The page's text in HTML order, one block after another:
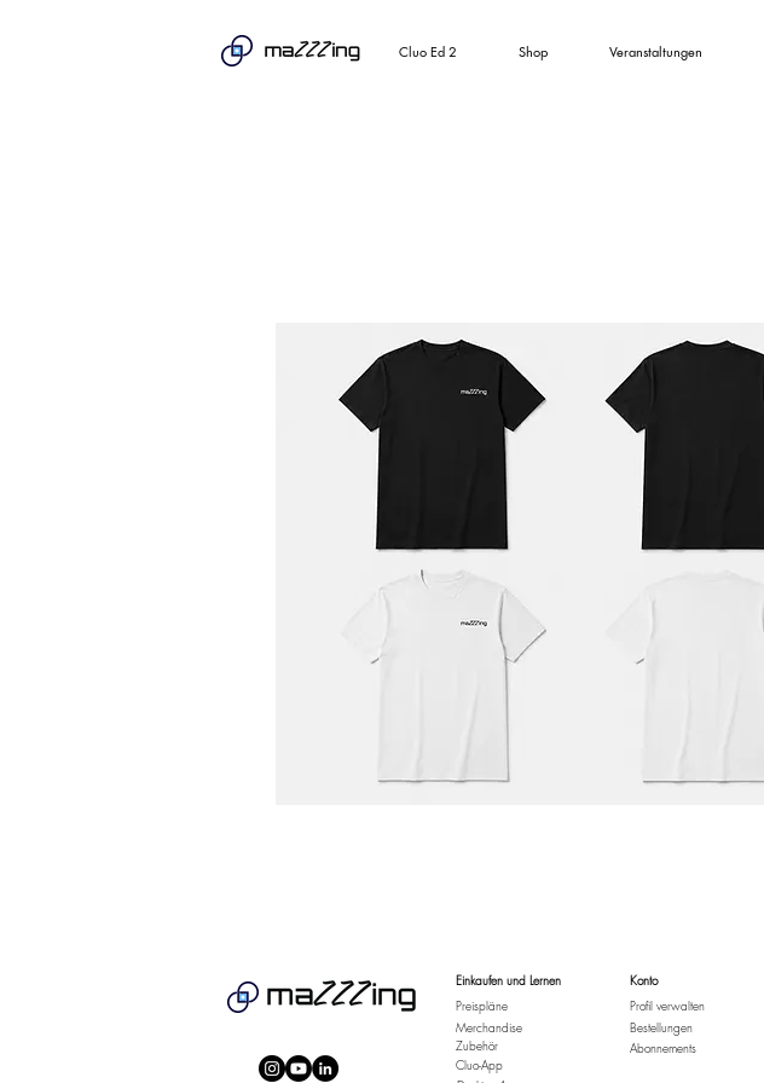
Cluo Ed 2 Shop Veranstaltungen
Einkaufen und Lernen
Preispläne
Merchandise
Zubehör
Cluo-App
Konto
Profil verwalten
Bestellungen
Abonnements